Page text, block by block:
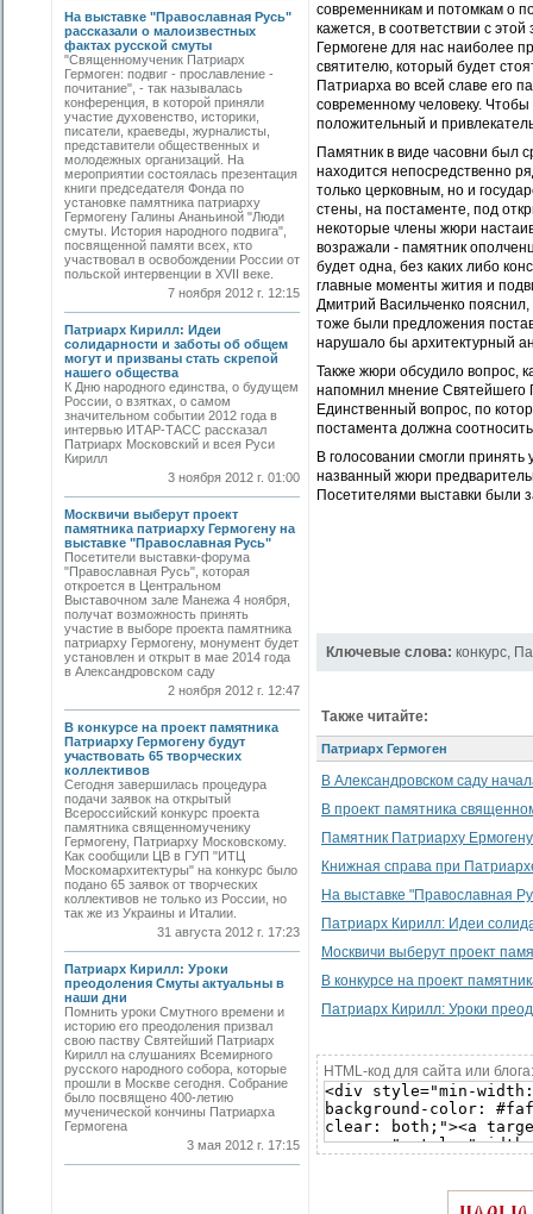
На выставке "Православная Русь"
рассказали о малоизвестных
фактах русской смуты
"Священномученик Патриарх
Гермоген: подвиг - прославление -
почитание", - так называлась
конференция, в которой приняли
участие духовенство, историки,
писатели, краеведы, журналисты,
представители общественных и
молодежных организаций. На
мероприятии состоялась презентация
книги председателя Фонда по
установке памятника патриарху
Гермогену Галины Ананьиной "Люди
смуты. История народного подвига",
посвященной памяти всех, кто
участвовал в освобождении России от
польской интервенции в XVII веке.
7 ноября 2012 г. 12:15
Патриарх Кирилл: Идеи
солидарности и заботы об общем
могут и призваны стать скрепой
нашего общества
К Дню народного единства, о будущем
России, о взятках, о самом
значительном событии 2012 года в
интервью ИТАР-ТАСС рассказал
Патриарх Московский и всея Руси
Кирилл
3 ноября 2012 г. 01:00
Москвичи выберут проект
памятника патриарху Гермогену на
выставке "Православная Русь"
Посетители выставки-форума
"Православная Русь", которая
откроется в Центральном
Выставочном зале Манежа 4 ноября,
получат возможность принять
участие в выборе проекта памятника
патриарху Гермогену, монумент будет
установлен и открыт в мае 2014 года
в Александровском саду
2 ноября 2012 г. 12:47
В конкурсе на проект памятника
Патриарху Гермогену будут
участвовать 65 творческих
коллективов
Сегодня завершилась процедура
подачи заявок на открытый
Всероссийский конкурс проекта
памятника священномученику
Гермогену, Патриарху Московскому.
Как сообщили ЦВ в ГУП "ИТЦ
Москомархитектуры" на конкурс было
подано 65 заявок от творческих
коллективов не только из России, но
так же из Украины и Италии.
31 августа 2012 г. 17:23
Патриарх Кирилл: Уроки
преодоления Смуты актуальны в
наши дни
Помнить уроки Смутного времени и
историю его преодоления призвал
свою паству Святейший Патриарх
Кирилл на слушаниях Всемирного
русского народного собора, которые
прошли в Москве сегодня. Собрание
было посвящено 400-летию
мученической кончины Патриарха
Гермогена
3 мая 2012 г. 17:15
современникам и потомкам о
кажется, в соответствии с
Гермогене для нас наиболее
святителю, который будет
Патриарха во всей славе его
современному человеку.
положительный и
Памятник в виде часовни был
находится непосредственно
только церковным, но и
стены, на постаменте, под
некоторые члены жюри
возражали - памятник
будет одна, без каких либо
главные моменты жития и
Дмитрий Васильченко
тоже были предложения
нарушало бы архитектурный
Также жюри обсудило вопрос,
напомнил мнение Святейшего
Единственный вопрос, по
постамента должна
В голосовании смогли
названный жюри
Посетителями выставки были
Ключевые слова: конкурс,
Также читайте:
Патриарх Гермоген
В Александровском саду
В проект памятника
Памятник Патриарху
Книжная справа при
На выставке "Православная
Патриарх Кирилл: Идеи
Москвичи выберут проект
В конкурсе на проект
Патриарх Кирилл: Уроки
HTML-код для сайта или блога: